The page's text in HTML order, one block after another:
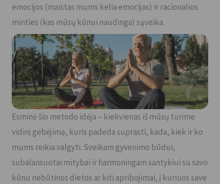
emocijos (maistas mums kelia emocijas) ir racionalios
minties (kas mūsų kūnui naudinga) sąveika.
Esminė šio metodo idėja – kiekvienas iš mūsų turime
vidinį gebėjimą, kuris padeda suprasti, kada, kiek ir ko
mums reikia valgyti. Sveikam gyvenimo būdui,
subalansuotai mitybai ir harmoningam santykiui su savo
kūnu nebūtinos dietos ar kiti apribojimai, į kuriuos save